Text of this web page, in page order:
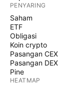
PENYARING
Saham
ETF
Obligasi
Koin crypto
Pasangan CEX
Pasangan DEX
Pine
HEATMAP